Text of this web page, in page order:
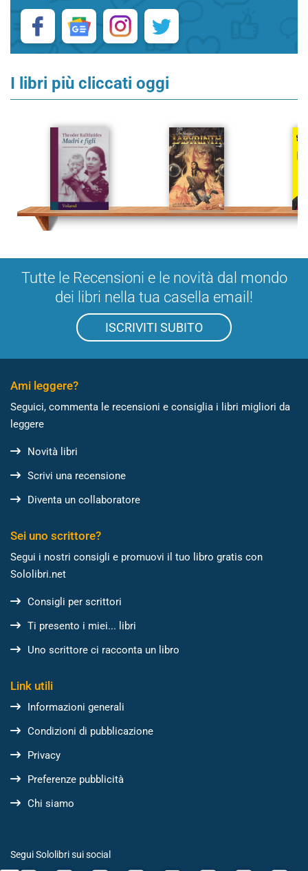
I libri più cliccati oggi
Tutte le Recensioni e le novità dal mondo
dei libri nella tua casella email!
ISCRIVITI SUBITO
Ami leggere?
Seguici, commenta le recensioni e consiglia i libri migliori da
leggere
Novità libri
Scrivi una recensione
Diventa un collaboratore
Sei uno scrittore?
Segui i nostri consigli e promuovi il tuo libro gratis con
Sololibri.net
Consigli per scrittori
Ti presento i miei... libri
Uno scrittore ci racconta un libro
Link utili
Informazioni generali
Condizioni di pubblicazione
Privacy
Preferenze pubblicità
Chi siamo
Segui Sololibri sui social